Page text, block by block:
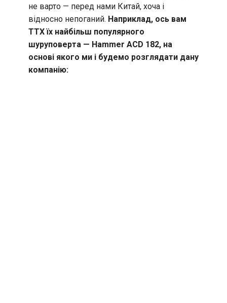
не варто — перед нами Китай, хоча і
відносно непоганий. Наприклад, ось вам
ТТХ їх найбільш популярного
шуруповерта — Hammer ACD 182, на
основі якого ми і будемо розглядати дану
компанію: